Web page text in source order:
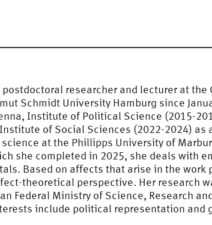
researcher and lecturer at the
Schmidt University Hamburg since
Institute of Political Science (2015-
of Social Sciences (2022-2024) as
at the Phillipps University of
she completed in 2025, she deals with
Based on affects that arise in the work
theoretical perspective. Her research
Federal Ministry of Science, Research
include political representation and